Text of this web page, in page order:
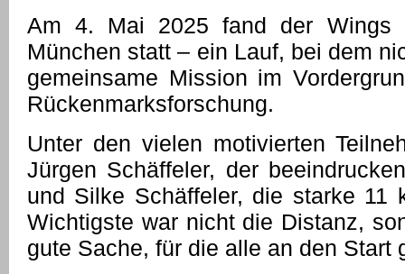
Am 4. Mai 2025 fand der
München statt – ein Lauf, bei dem
gemeinsame Mission im
Rückenmarksforschung.
Unter den vielen motivierten
Jürgen Schäffeler, der
und Silke Schäffeler, die starke 11
Wichtigste war nicht die Distanz,
gute Sache, für die alle an den Start